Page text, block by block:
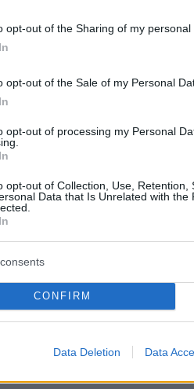
opt-out of the Sharing of my personal
opt-out of the Sale of my Personal
opt-out of processing my Personal
opt-out of Collection, Use, Retention,
Data that Is Unrelated with the
CONFIRM
Data Deletion Data
επίσης τέσσερα
δικηγόρο
που παραχώρησε στη
νόσος Covid και το
σε πιο προσωπικά
του 2019, ο
οικογενειακή του ζωή
συνέντευξης στο
για το άρθρο που
άλλων κατηγορούσε
μια γενιά